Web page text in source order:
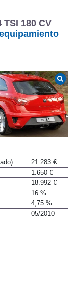
180 CV
21.283 €
1.650 €
18.992 €
16 %
4,75 %
05/2010